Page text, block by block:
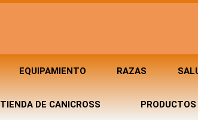
EQUIPAMIENTO RAZAS
TIENDA DE CANICROSS PRODUCTOS